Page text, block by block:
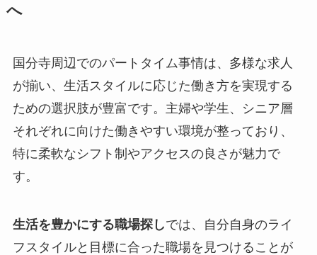
へ
国分寺周辺でのパートタイム事情は、多様な求人
が揃い、生活スタイルに応じた働き方を実現する
ための選択肢が豊富です。主婦や学生、シニア層
それぞれに向けた働きやすい環境が整っており、
特に柔軟なシフト制やアクセスの良さが魅力で
す。
生活を豊かにする職場探しでは、自分自身のライ
フスタイルと目標に合った職場を見つけることが